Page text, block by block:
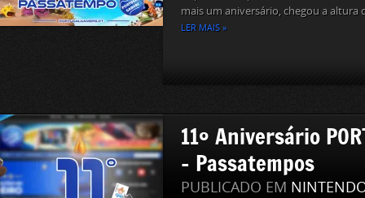
mais um aniversário, chegou a altura
LER MAIS »
11º Aniversário
– Passatempos
PUBLICADO EM